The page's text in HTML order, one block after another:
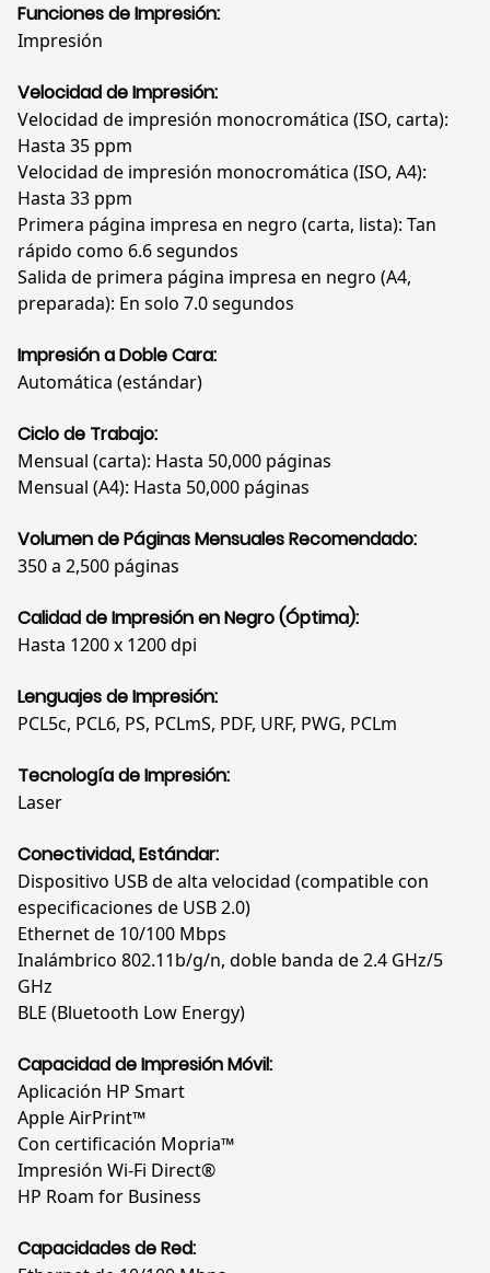
Funciones de Impresión:
Impresión
Velocidad de Impresión:
Velocidad de impresión monocromática (ISO, carta):
Hasta 35 ppm
Velocidad de impresión monocromática (ISO, A4):
Hasta 33 ppm
Primera página impresa en negro (carta, lista): Tan
rápido como 6.6 segundos
Salida de primera página impresa en negro (A4,
preparada): En solo 7.0 segundos
Impresión a Doble Cara:
Automática (estándar)
Ciclo de Trabajo:
Mensual (carta): Hasta 50,000 páginas
Mensual (A4): Hasta 50,000 páginas
Volumen de Páginas Mensuales Recomendado:
350 a 2,500 páginas
Calidad de Impresión en Negro (Óptima):
Hasta 1200 x 1200 dpi
Lenguajes de Impresión:
PCL5c, PCL6, PS, PCLmS, PDF, URF, PWG, PCLm
Tecnología de Impresión:
Laser
Conectividad, Estándar:
Dispositivo USB de alta velocidad (compatible con
especificaciones de USB 2.0)
Ethernet de 10/100 Mbps
Inalámbrico 802.11b/g/n, doble banda de 2.4 GHz/5
GHz
BLE (Bluetooth Low Energy)
Capacidad de Impresión Móvil:
Aplicación HP Smart
Apple AirPrint™
Con certificación Mopria™
Impresión Wi-Fi Direct®
HP Roam for Business
Capacidades de Red: